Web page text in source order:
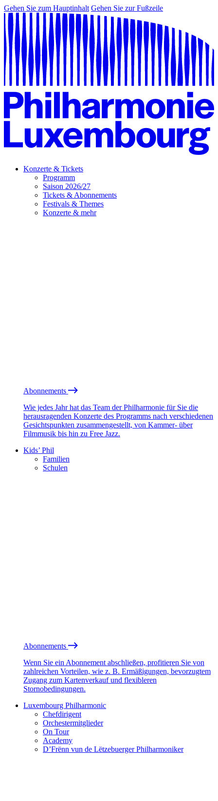
Gehen Sie zum Hauptinhalt Gehen Sie zur Fußzeile
Konzerte & Tickets
Programm
Saison 2026/27
Tickets & Abonnements
Festivals & Themes
Konzerte & mehr
Abonnements
Wie jedes Jahr hat das Team der Philharmonie für Sie die
herausragenden Konzerte des Programms nach verschiedenen
Gesichtspunkten zusammengestellt, von Kammer- über
Filmmusik bis hin zu Free Jazz.
Kids’ Phil
Familien
Schulen
Abonnements
Wenn Sie ein Abonnement abschließen, profitieren Sie von
zahlreichen Vorteilen, wie z. B. Ermäßigungen, bevorzugtem
Zugang zum Kartenverkauf und flexibleren
Stornobedingungen.
Luxembourg Philharmonic
Chefdirigent
Orchestermitglieder
On Tour
Academy
D’Frënn vun de Lëtzebuerger Philharmoniker